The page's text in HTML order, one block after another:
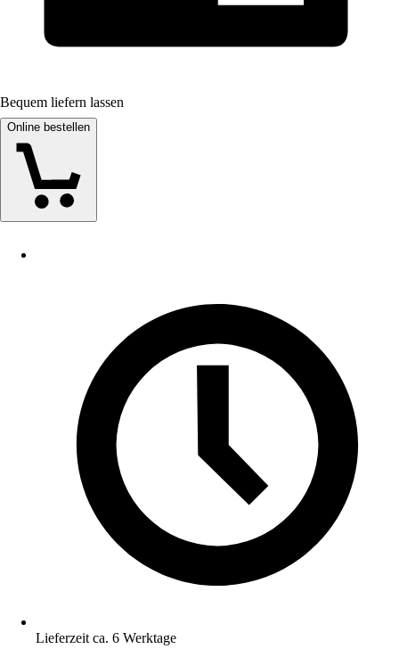
Bequem liefern lassen
Online bestellen
Lieferzeit ca. 6 Werktage